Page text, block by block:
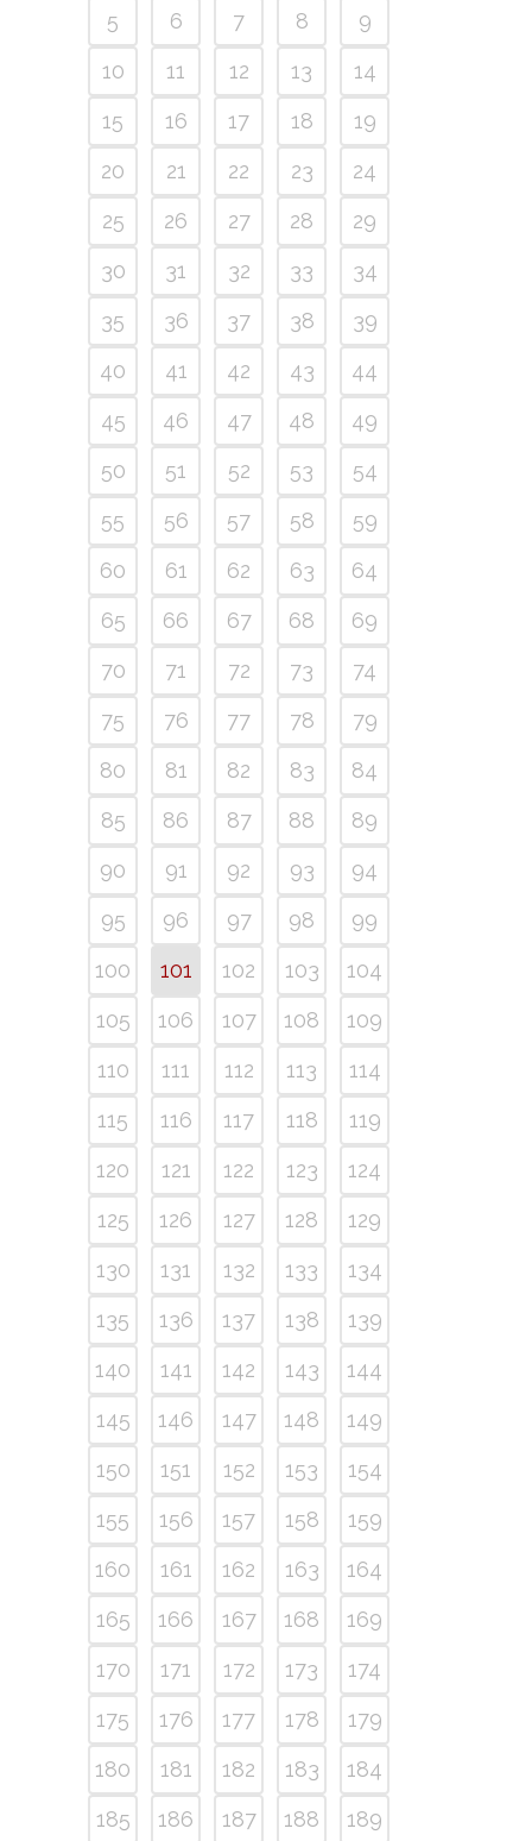
5
6 7 8
9
10
11 12 13
14
15
16 17 18
19
20
21 22 23
24
25
26 27 28
29
30
31 32 33
34
35
36 37 38
39
40
41 42 43
44
45
46 47 48
49
50
51 52 53
54
55
56 57 58
59
60
61 62 63
64
65
66 67 68
69
70
71 72 73
74
75
76 77 78
79
80
81 82 83
84
85
86 87 88
89
90
91 92 93
94
95
96 97 98
99
100
101 102 103
104
105
106 107 108
109
110
111 112 113
114
115
116 117 118
119
120
121 122 123
124
125
126 127 128
129
130
131 132 133
134
135
136 137 138
139
140
141 142 143
144
145
146 147 148
149
150
151 152 153
154
155
156 157 158
159
160
161 162 163
164
165
166 167 168
169
170
171 172 173
174
175
176 177 178
179
180
181 182 183
184
185
186 187 188
189